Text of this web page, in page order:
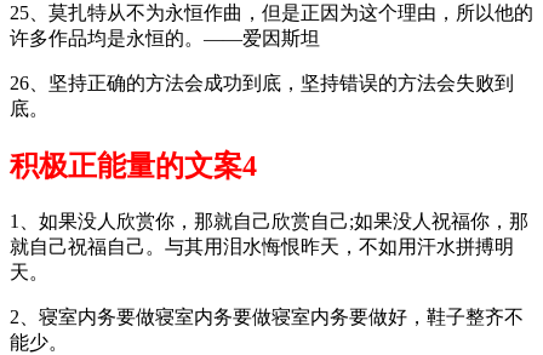
25、莫扎特从不为永恒作曲，但是正因为这个理由，所以他的
许多作品均是永恒的。——爱因斯坦
26、坚持正确的方法会成功到底，坚持错误的方法会失败到
底。
积极正能量的文案4
1、如果没人欣赏你，那就自己欣赏自己;如果没人祝福你，那
就自己祝福自己。与其用泪水悔恨昨天，不如用汗水拼搏明
天。
2、寝室内务要做寝室内务要做寝室内务要做好，鞋子整齐不
能少。